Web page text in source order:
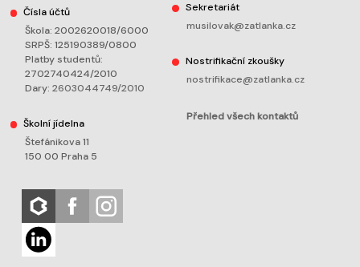
Čísla účtů
Škola: 2002620018/6000
SRPŠ: 125190389/0800
Platby studentů:
2702740424/2010
Dary: 2603044749/2010
Školní jídelna
Štefánikova 11
150 00 Praha 5
Sekretariát
musilovak@zatlanka.cz
Nostrifikační zkoušky
nostrifikace@zatlanka.cz
Přehled všech kontaktů